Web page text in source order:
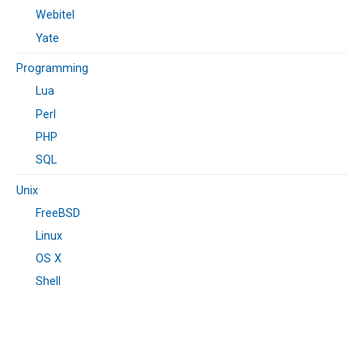
Webitel
Yate
Programming
Lua
Perl
PHP
SQL
Unix
FreeBSD
Linux
OS X
Shell